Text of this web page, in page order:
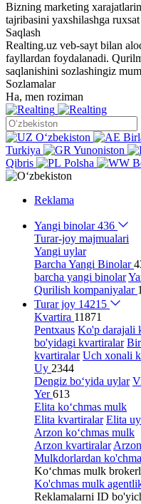
Bizning marketing
tajribasini yaxshilashga
Saqlash
Realting.uz veb-sayt bilan
fayllardan foydalanadi.
saqlanishini sozlashingiz
Sozlamalar
Ha, men roziman
Oʻzbekiston
Turkiya
Yunoniston
Qibris
Polsha
Reklama
Yangi binolar436
Turar-joy majmualari
Yangi uylar
Barcha Yangi Binolar
barcha yangi binolar
Qurilish kompaniyalar
Turar joy 14215
Kvartira 11871
Pentxaus Ko'p darajali
bo'yidagi kvartiralar
kvartiralar Uch xonali
Uy 2344
Dengiz bo‘yida uylar
Yer613
Elita ko‘chmas mulk
Elita kvartiralar Elita
Arzon ko‘chmas mulk
Arzon kvartiralar
Mulkdorlardan
Ko‘chmas mulk
Ko'chmas mulk
Reklamalarni ID